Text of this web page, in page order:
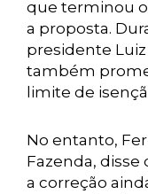
que terminou
a proposta.
presidente Luiz
também
limite de
No entanto,
Fazenda, disse
a correção